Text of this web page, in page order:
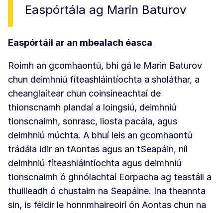
Easpórtála ag Marin Baturov
Easpórtáil ar an mbealach éasca
Roimh an gcomhaontú, bhí gá le Marin Baturov
chun deimhniú fíteashláintíochta a sholáthar, a
cheanglaítear chun coinsíneachtaí de
thionscnamh plandaí a loingsiú, deimhniú
tionscnaimh, sonrasc, liosta pacála, agus
deimhniú múchta. A bhuí leis an gcomhaontú
trádála idir an tAontas agus an tSeapáin, níl
deimhniú fíteashláintíochta agus deimhniú
tionscnaimh ó ghnólachtaí Eorpacha ag teastáil a
thuilleadh ó chustaim na Seapáine. Ina theannta
sin, is féidir le honnmhaireoirí ón Aontas chun na